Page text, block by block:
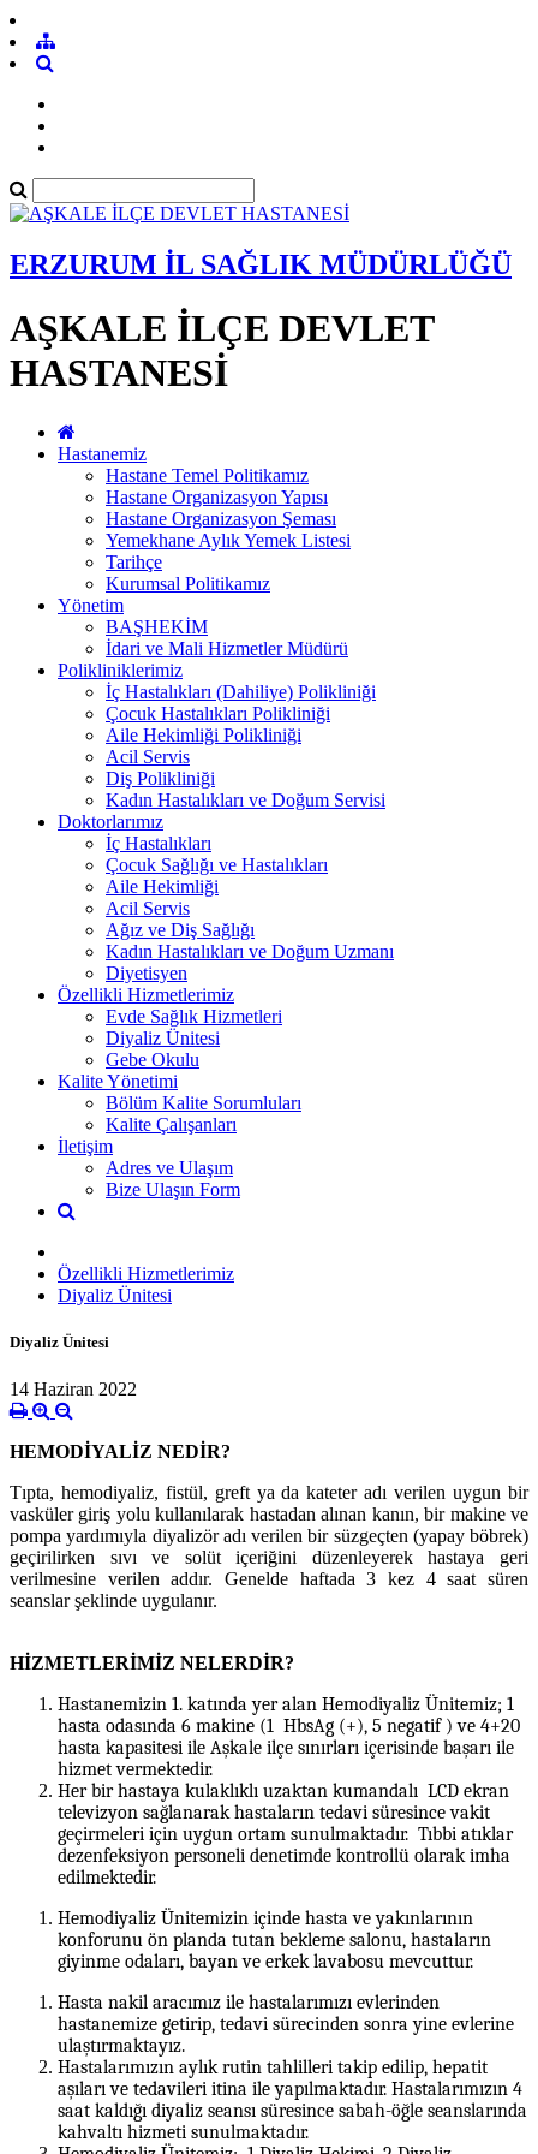
ERZURUM İL SAĞLIK MÜDÜRLÜĞÜ
AŞKALE İLÇE DEVLET
HASTANESİ
Hastanemiz
Hastane Temel Politikamız
Hastane Organizasyon Yapısı
Hastane Organizasyon Şeması
Yemekhane Aylık Yemek Listesi
Tarihçe
Kurumsal Politikamız
Yönetim
BAŞHEKİM
İdari ve Mali Hizmetler Müdürü
Polikliniklerimiz
İç Hastalıkları (Dahiliye) Polikliniği
Çocuk Hastalıkları Polikliniği
Aile Hekimliği Polikliniği
Acil Servis
Diş Polikliniği
Kadın Hastalıkları ve Doğum Servisi
Doktorlarımız
İç Hastalıkları
Çocuk Sağlığı ve Hastalıkları
Aile Hekimliği
Acil Servis
Ağız ve Diş Sağlığı
Kadın Hastalıkları ve Doğum Uzmanı
Diyetisyen
Özellikli Hizmetlerimiz
Evde Sağlık Hizmetleri
Diyaliz Ünitesi
Gebe Okulu
Kalite Yönetimi
Bölüm Kalite Sorumluları
Kalite Çalışanları
İletişim
Adres ve Ulaşım
Bize Ulaşın Form
Özellikli Hizmetlerimiz
Diyaliz Ünitesi
Diyaliz Ünitesi
14 Haziran 2022
HEMODİYALİZ NEDİR?
Tıpta, hemodiyaliz, fistül, greft ya da kateter adı verilen uygun bir
vasküler giriş yolu kullanılarak hastadan alınan kanın, bir makine ve
pompa yardımıyla diyalizör adı verilen bir süzgeçten (yapay böbrek)
geçirilirken sıvı ve solüt içeriğini düzenleyerek hastaya geri
verilmesine verilen addır. Genelde haftada 3 kez 4 saat süren
seanslar şeklinde uygulanır.
HİZMETLERİMİZ NELERDİR?
Hastanemizin 1. katında yer alan Hemodiyaliz Ünitemiz; 1
hasta odasında 6 makine (1 HbsAg (+), 5 negatif ) ve 4+20
hasta kapasitesi ile Aşkale ilçe sınırları içerisinde başarı ile
hizmet vermektedir.
Her bir hastaya kulaklıklı uzaktan kumandalı LCD ekran
televizyon sağlanarak hastaların tedavi süresince vakit
geçirmeleri için uygun ortam sunulmaktadır. Tıbbi atıklar
dezenfeksiyon personeli denetimde kontrollü olarak imha
edilmektedir.
Hemodiyaliz Ünitemizin içinde hasta ve yakınlarının
konforunu ön planda tutan bekleme salonu, hastaların
giyinme odaları, bayan ve erkek lavabosu mevcuttur.
Hasta nakil aracımız ile hastalarımızı evlerinden
hastanemize getirip, tedavi sürecinden sonra yine evlerine
ulaştırmaktayız.
Hastalarımızın aylık rutin tahlilleri takip edilip, hepatit
aşıları ve tedavileri itina ile yapılmaktadır. Hastalarımızın 4
saat kaldığı diyaliz seansı süresince sabah-öğle seanslarında
kahvaltı hizmeti sunulmaktadır.